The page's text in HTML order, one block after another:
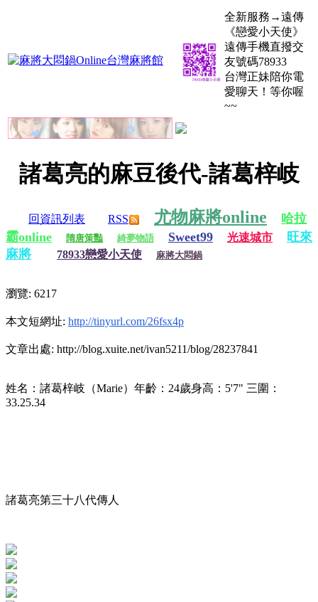
全新服務→遠傳
《戀愛小天使》
遠傳手機直撥交
友號碼78933
台灣正妹陪你電
愛聊天！等你喔
~~
諸葛亮的麻豆後代-諸葛梓岐
回資訊列表 RSS 尤物麻將online
哈拉
霸online
隋唐策豔 綺夢物語 Sweet99 光速城市
旺來
麻將
78933戀愛小天使 麻將大悶鍋
瀏覽: 6217
本文短網址: http://tinyurl.com/26fsx4p
文章出處: http://blog.xuite.net/ivan5211/blog/28237841
姓名：諸葛梓岐（Marie）年齡：24歲身高：5'7" 三圍：
33.25.34
諸葛亮第三十八代傳人